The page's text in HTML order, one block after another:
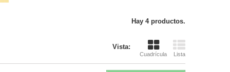
Hay 4 productos.
Vista:
Cuadrícula Lista